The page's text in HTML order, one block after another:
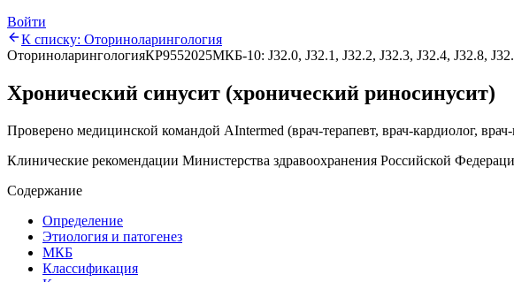
Войти
К списку: Оториноларингология
ОториноларингологияКР9552025МКБ-10: J32.0, J32.1, J32.2, J32.3, J32.4, J32.8,
Хронический синусит (хронический риносинусит)
Проверено медицинской командой AIntermed (врач-терапевт, врач-кардиолог,
Клинические рекомендации Министерства здравоохранения Российской
Содержание
Определение
Этиология и патогенез
МКБ
Классификация